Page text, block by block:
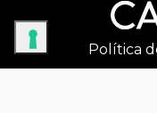
Política